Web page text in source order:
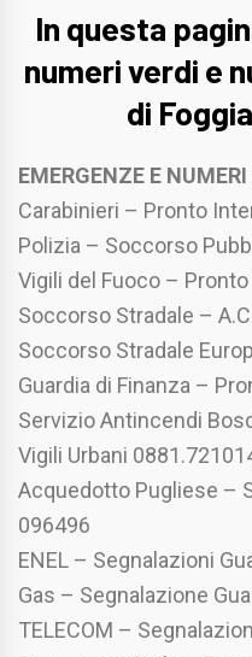
In questa
numeri verdi e
di
EMERGENZE E
Carabinieri – Pronto
Polizia – Soccorso
Vigili del Fuoco –
Soccorso Stradale –
Soccorso Stradale
Guardia di Finanza –
Servizio Antincendi
Vigili Urbani
Acquedotto Pugliese –
096496
ENEL – Segnalazioni
Gas – Segnalazione
TELECOM –